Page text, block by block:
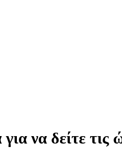
να δείτε